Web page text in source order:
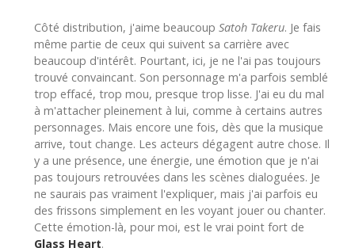
Côté distribution, j'aime beaucoup Satoh Takeru. Je fais
même partie de ceux qui suivent sa carrière avec
beaucoup d'intérêt. Pourtant, ici, je ne l'ai pas toujours
trouvé convaincant. Son personnage m'a parfois semblé
trop effacé, trop mou, presque trop lisse. J'ai eu du mal
à m'attacher pleinement à lui, comme à certains autres
personnages. Mais encore une fois, dès que la musique
arrive, tout change. Les acteurs dégagent autre chose. Il
y a une présence, une énergie, une émotion que je n'ai
pas toujours retrouvées dans les scènes dialoguées. Je
ne saurais pas vraiment l'expliquer, mais j'ai parfois eu
des frissons simplement en les voyant jouer ou chanter.
Cette émotion-là, pour moi, est le vrai point fort de
Glass Heart.